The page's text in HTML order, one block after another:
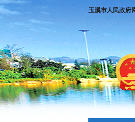
玉溪市人民政府